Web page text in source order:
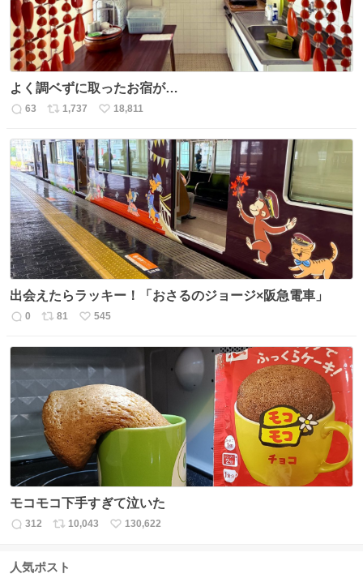
よく調ベずに取ったお宿が…
返
数
63
リ
ス
ト
数
1,737
い
ね
数
18,811
出会えたらラッキー！「おさるのジョージ×阪急電車」
返
0
リ
ス
ト
数
81
い
数
545
モコモコ下手すぎて泣いた
返
数
312
リ
ス
10,043
い
130,622
人気ポスト